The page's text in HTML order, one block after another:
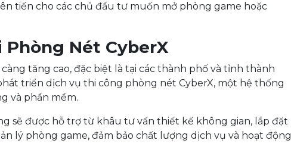
tiến cho các chủ đầu tư muốn mở phòng game hoặc
Phòng Nét CyberX
tăng cao, đặc biệt là tại các thành phố và tỉnh thành
triển dịch vụ thi công phòng nét CyberX, một hệ thống
và phần mềm.
sẽ được hỗ trợ từ khâu tư vấn thiết kế không gian, lắp đặt
lý phòng game, đảm bảo chất lượng dịch vụ và hoạt động